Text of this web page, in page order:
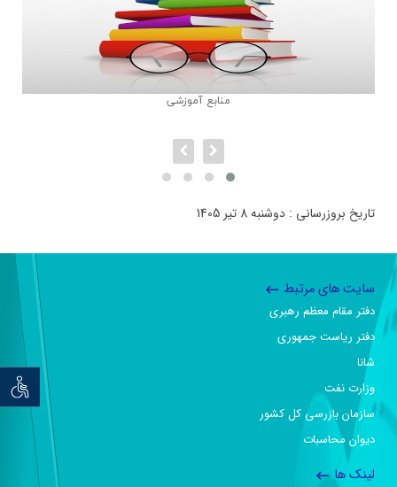
توان
منابع آموزشی
تاریخ بروزرسانی : دوشنبه 8 تیر 1405
سایت های مرتبط
دفتر مقام معظم رهبری
دفتر ریاست جمهوری
شانا
وزارت نفت
سازمان بازرسی کل کشور
دیوان محاسبات
لینک ها